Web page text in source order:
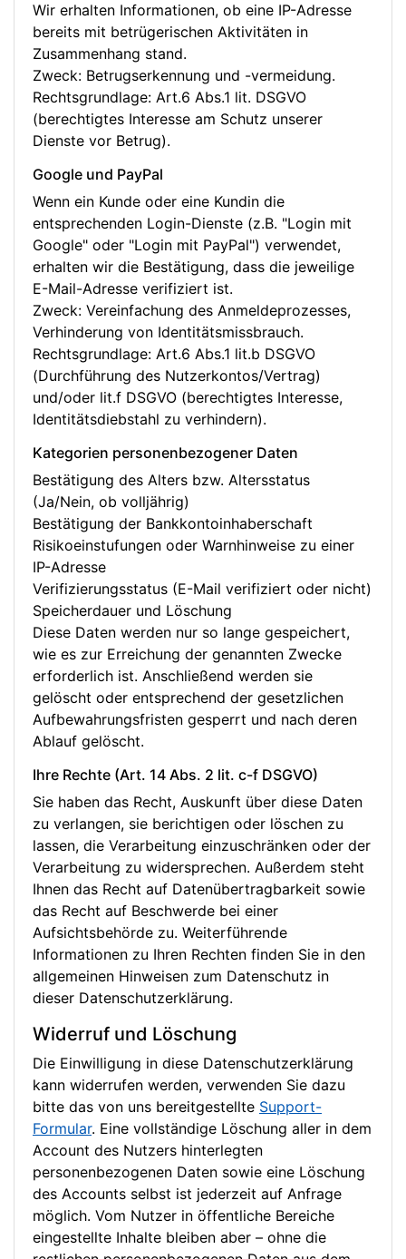
Wir erhalten Informationen, ob eine IP-Adresse
bereits mit betrügerischen Aktivitäten in
Zusammenhang stand.
Zweck: Betrugserkennung und -vermeidung.
Rechtsgrundlage: Art.6 Abs.1 lit. DSGVO
(berechtigtes Interesse am Schutz unserer
Dienste vor Betrug).
Google und PayPal
Wenn ein Kunde oder eine Kundin die
entsprechenden Login-Dienste (z.B. "Login mit
Google" oder "Login mit PayPal") verwendet,
erhalten wir die Bestätigung, dass die jeweilige
E-Mail-Adresse verifiziert ist.
Zweck: Vereinfachung des Anmeldeprozesses,
Verhinderung von Identitätsmissbrauch.
Rechtsgrundlage: Art.6 Abs.1 lit.b DSGVO
(Durchführung des Nutzerkontos/Vertrag)
und/oder lit.f DSGVO (berechtigtes Interesse,
Identitätsdiebstahl zu verhindern).
Kategorien personenbezogener Daten
Bestätigung des Alters bzw. Altersstatus
(Ja/Nein, ob volljährig)
Bestätigung der Bankkontoinhaberschaft
Risikoeinstufungen oder Warnhinweise zu einer
IP-Adresse
Verifizierungsstatus (E-Mail verifiziert oder nicht)
Speicherdauer und Löschung
Diese Daten werden nur so lange gespeichert,
wie es zur Erreichung der genannten Zwecke
erforderlich ist. Anschließend werden sie
gelöscht oder entsprechend der gesetzlichen
Aufbewahrungsfristen gesperrt und nach deren
Ablauf gelöscht.
Ihre Rechte (Art. 14 Abs. 2 lit. c-f DSGVO)
Sie haben das Recht, Auskunft über diese Daten
zu verlangen, sie berichtigen oder löschen zu
lassen, die Verarbeitung einzuschränken oder der
Verarbeitung zu widersprechen. Außerdem steht
Ihnen das Recht auf Datenübertragbarkeit sowie
das Recht auf Beschwerde bei einer
Aufsichtsbehörde zu. Weiterführende
Informationen zu Ihren Rechten finden Sie in den
allgemeinen Hinweisen zum Datenschutz in
dieser Datenschutzerklärung.
Widerruf und Löschung
Die Einwilligung in diese Datenschutzerklärung
kann widerrufen werden, verwenden Sie dazu
bitte das von uns bereitgestellte Support-
Formular. Eine vollständige Löschung aller in dem
Account des Nutzers hinterlegten
personenbezogenen Daten sowie eine Löschung
des Accounts selbst ist jederzeit auf Anfrage
möglich. Vom Nutzer in öffentliche Bereiche
eingestellte Inhalte bleiben aber – ohne die